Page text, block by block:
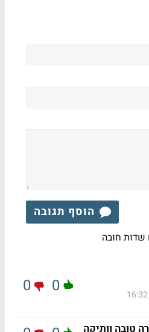
הוסף תגובה
שדות חובה
0
0
טובה וותיקה